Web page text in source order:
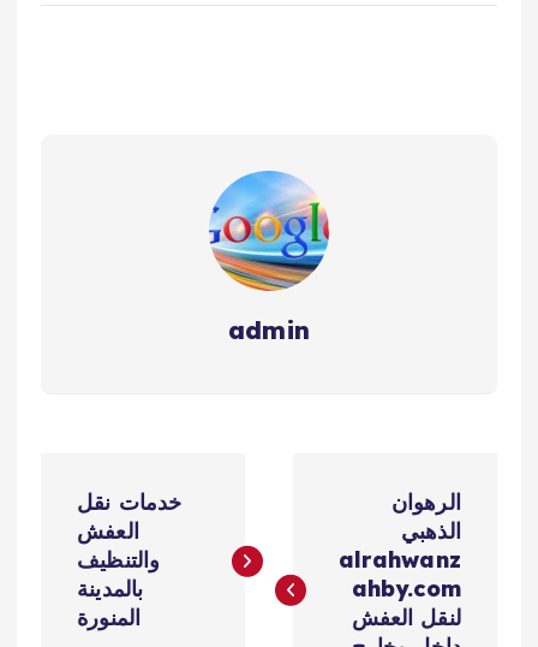
admin
ص
الرهوان
الذهبي
alrahwanz
ahby.com
لنقل العفش
خدمات نقل
العفش
والتنظيف
بالمدينة
المنورة